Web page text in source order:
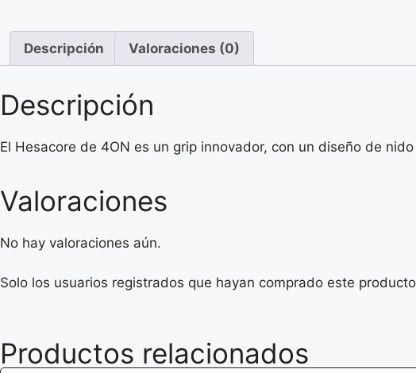
Descripción Valoraciones (0)
Descripción
El Hesacore de 4ON es un grip innovador, con un diseño de
Valoraciones
No hay valoraciones aún.
Solo los usuarios registrados que hayan comprado este
Productos relacionados